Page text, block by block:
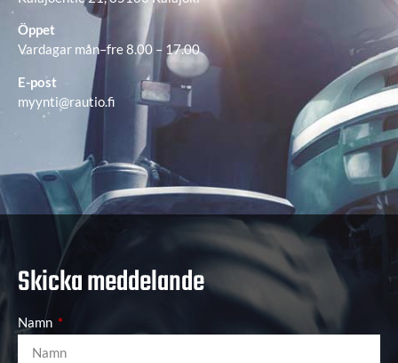
Öppet
Vardagar mån–fre 8.00 – 17.00
E-post
myynti@rautio.fi
Skicka meddelande
Namn